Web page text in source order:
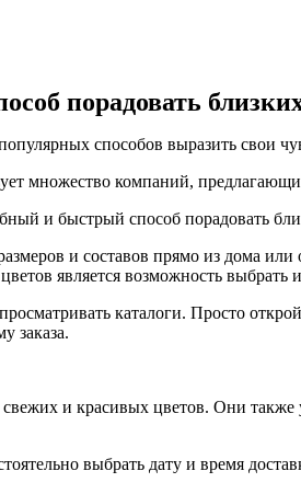
порадовать
способов выразить свои
множество компаний,
и быстрый способ порадовать
и составов прямо из дома
является возможность выбрать
каталоги. Просто
заказа.
и красивых цветов. Они
выбрать дату и время